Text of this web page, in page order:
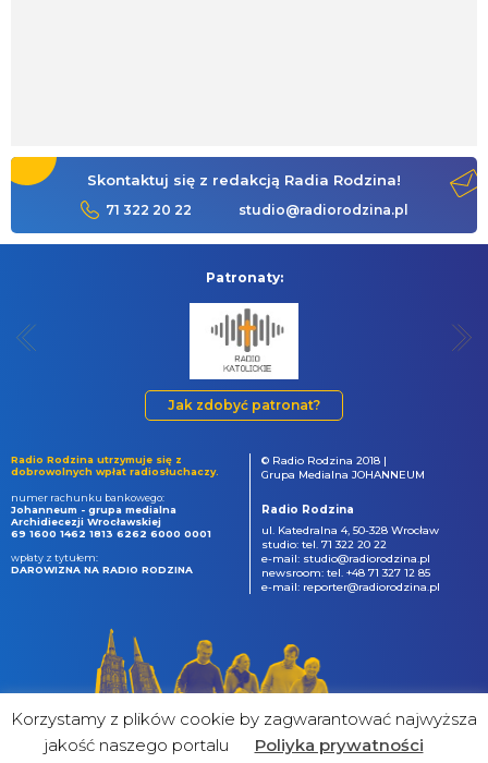
Skontaktuj się z redakcją Radia Rodzina!
71 322 20 22 studio@radiorodzina.pl
Patronaty:
Jak zdobyć patronat?
Radio Rodzina utrzymuje się z
dobrowolnych wpłat radiosłuchaczy.
numer rachunku bankowego:
Johanneum - grupa medialna
Archidiecezji Wrocławskiej
69 1600 1462 1813 6262 6000 0001
wpłaty z tytułem:
DAROWIZNA NA RADIO RODZINA
© Radio Rodzina 2018 |
Grupa Medialna JOHANNEUM
Radio Rodzina
ul. Katedralna 4, 50-328 Wrocław
studio: tel. 71 322 20 22
e-mail: studio@radiorodzina.pl
newsroom: tel. +48 71 327 12 85
e-mail: reporter@radiorodzina.pl
Korzystamy z plików cookie by zagwarantować najwyższa
jakość naszego portalu
Poliyka prywatności